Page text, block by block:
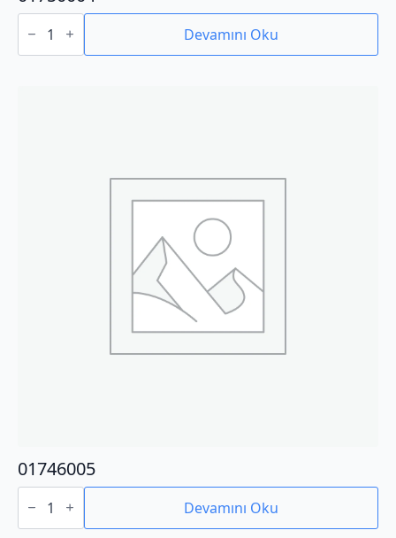
01750004
adet Devamını Oku
01746005
01746005
adet Devamını Oku